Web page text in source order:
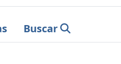
Buscar